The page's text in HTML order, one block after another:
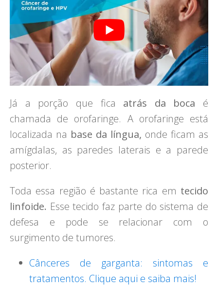
​Já a porção que fica atrás da boca é
chamada de orofaringe. A orofaringe está
localizada na base da língua, onde ficam as
amígdalas, as paredes laterais e a parede
posterior.
Toda essa região é bastante rica em tecido
linfoide. Esse tecido faz parte do sistema de
defesa e pode se relacionar com o
surgimento de tumores.
Cânceres de garganta: sintomas e
tratamentos. Clique aqui e saiba mais!